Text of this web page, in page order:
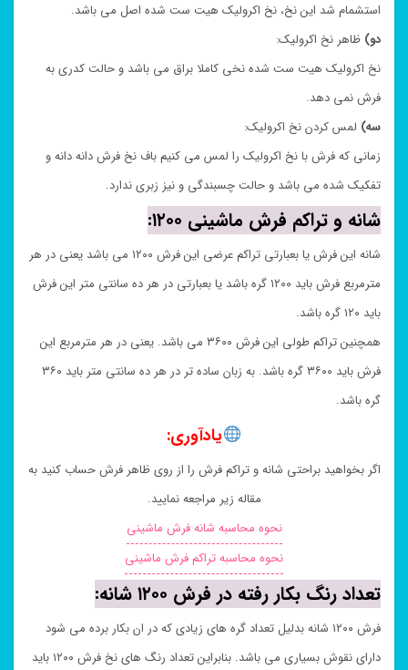
استشمام شد این نخ، نخ اکرولیک هیت ست شده اصل می باشد.
دو) ظاهر نخ اکرولیک:
نخ اکرولیک هیت ست شده نخی کاملا براق می باشد و حالت کدری به
فرش نمی دهد.
سه) لمس کردن نخ اکرولیک:
زمانی که فرش با نخ اکرولیک را لمس می کنیم باف نخ فرش دانه دانه و
تفکیک شده می باشد و حالت چسبندگی و نیز زبری ندارد.
شانه و تراکم فرش ماشینی ۱۲۰۰:
شانه این فرش یا بعبارتی تراکم عرضی این فرش ۱۲۰۰ می باشد یعنی در هر
مترمربع فرش باید ۱۲۰۰ گره باشد یا بعبارتی در هر ده سانتی متر این فرش
باید ۱۲۰ گره باشد.
همچنین تراکم طولی این فرش ۳۶۰۰ می باشد. یعنی در هر مترمربع این
فرش باید ۳۶۰۰ گره باشد. به زبان ساده تر در هر ده سانتی متر باید ۳۶۰
گره باشد.
یادآوری:
اگر بخواهید براحتی شانه و تراکم فرش را از روی ظاهر فرش حساب کنید به
مقاله زیر مراجعه نمایید.
نحوه محاسبه شانه فرش ماشینی
نحوه محاسبه تراکم فرش ماشینی
تعداد رنگ بکار رفته در فرش ۱۲۰۰ شانه:
فرش ۱۲۰۰ شانه بدلیل تعداد گره های زیادی که در ان بکار برده می شود
دارای نقوش بسیاری می باشد. بنابراین تعداد رنگ های نخ فرش ۱۲۰۰ باید